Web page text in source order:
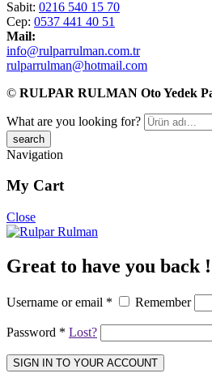
Sabit: 0216 540 15 70
Cep: 0537 441 40 51
Mail:
info@rulparrulman.com.tr
rulparrulman@hotmail.com
© RULPAR RULMAN Oto Yedek
What are you looking for?
Navigation
My Cart
Close
Great to have you back !
Username or email * Remember
Password * Lost?
SIGN IN TO YOUR ACCOUNT